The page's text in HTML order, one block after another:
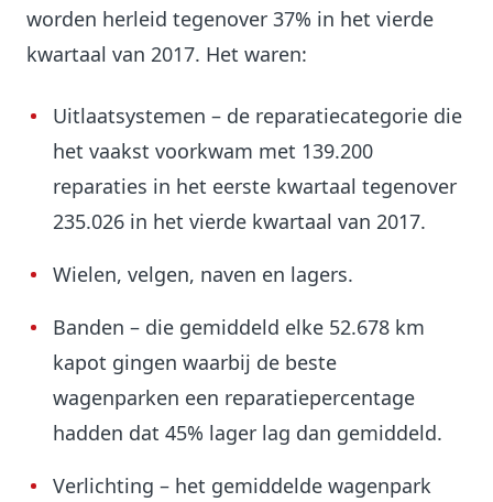
worden herleid tegenover 37% in het vierde
kwartaal van 2017. Het waren:
Uitlaatsystemen – de reparatiecategorie die
het vaakst voorkwam met 139.200
reparaties in het eerste kwartaal tegenover
235.026 in het vierde kwartaal van 2017.
Wielen, velgen, naven en lagers.
Banden – die gemiddeld elke 52.678 km
kapot gingen waarbij de beste
wagenparken een reparatiepercentage
hadden dat 45% lager lag dan gemiddeld.
Verlichting – het gemiddelde wagenpark